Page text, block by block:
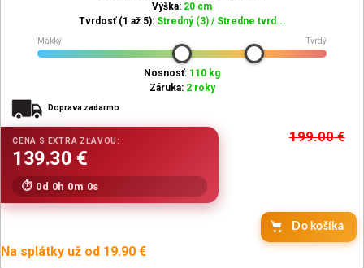
Výška: 20 cm
Tvrdosť (1 až 5): Stredný (3) / Stredne tvrd...
Mäkký Tvrdý
Nosnosť: 110 kg
Záruka: 2 roky
Doprava zadarmo
199.00€
0d 0h 0m 0s
Do košíka
Na splátky už od 19.90 €